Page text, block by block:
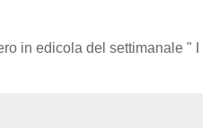
in edicola del settimanale " I